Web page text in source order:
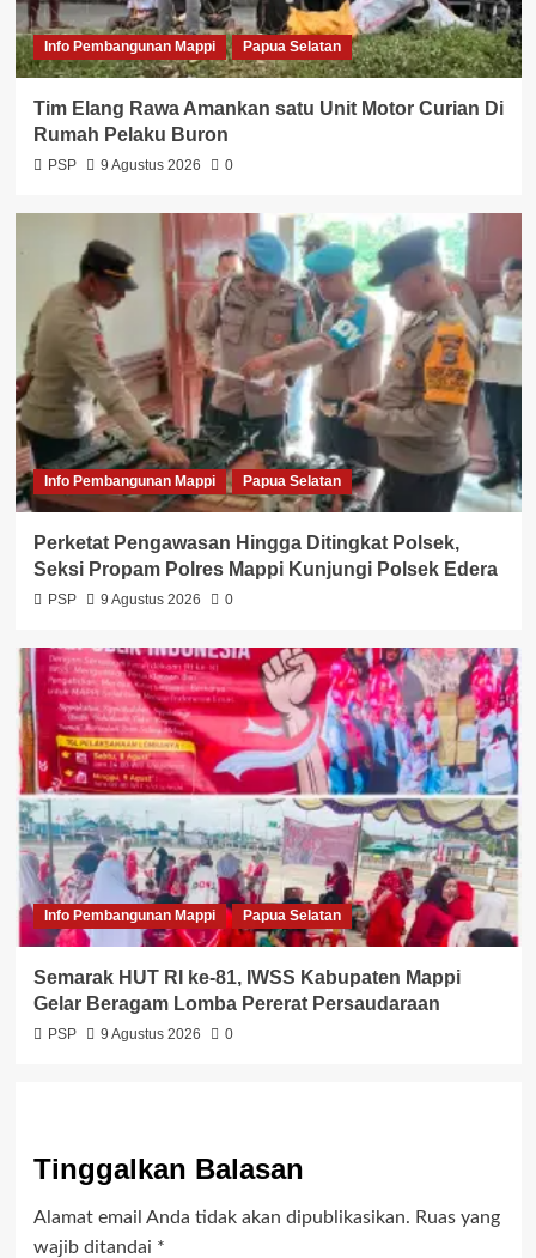
Info Pembangunan Mappi Papua Selatan
Tim Elang Rawa Amankan satu Unit Motor Curian Di
Rumah Pelaku Buron
PSP 9 Agustus 2026 0
Info Pembangunan Mappi Papua Selatan
Perketat Pengawasan Hingga Ditingkat Polsek,
Seksi Propam Polres Mappi Kunjungi Polsek Edera
PSP 9 Agustus 2026 0
Info Pembangunan Mappi Papua Selatan
Semarak HUT RI ke-81, IWSS Kabupaten Mappi
Gelar Beragam Lomba Pererat Persaudaraan
PSP 9 Agustus 2026 0
Tinggalkan Balasan
Alamat email Anda tidak akan dipublikasikan. Ruas yang
wajib ditandai *